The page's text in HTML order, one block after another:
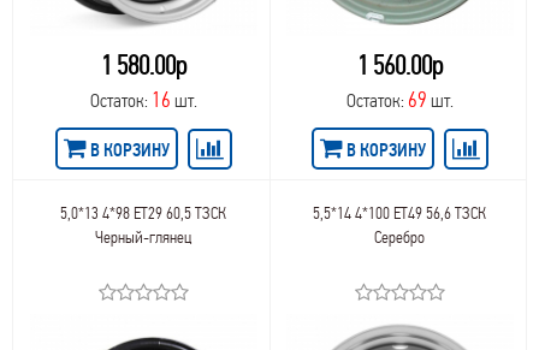
1 580.00р
Остаток: 16 шт.
В КОРЗИНУ
1 560.00р
Остаток: 69 шт.
В КОРЗИНУ
5,0*13 4*98 ET29 60,5 ТЗСК
Черный-глянец
5,5*14 4*100 ET49 56,6 ТЗСК
Серебро